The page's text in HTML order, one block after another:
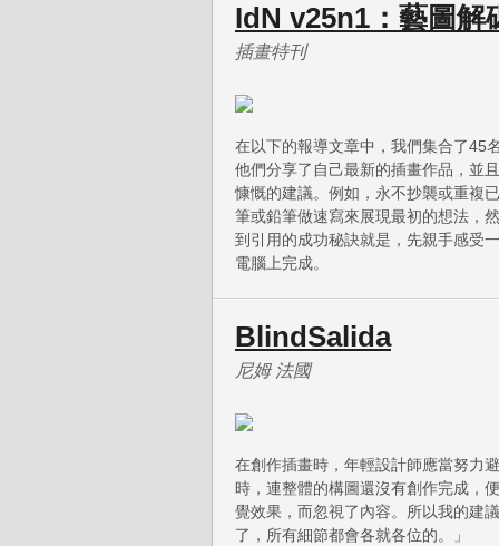
IdN v25n1：藝圖解
插畫特刊
在以下的報導文章中，我們集合了45
他們分享了自己最新的插畫作品，並
慷慨的建議。例如，永不抄襲或重複
筆或鉛筆做速寫來展現最初的想法，
到引用的成功秘訣就是，先親手感受
電腦上完成。
BlindSalida
尼姆 法國
在創作插畫時，年輕設計師應當努力
時，連整體的構圖還沒有創作完成，
覺效果，而忽視了內容。所以我的建
了，所有細節都會各就各位的。」